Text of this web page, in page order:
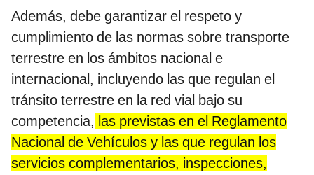
Además, debe garantizar el respeto y
cumplimiento de las normas sobre transporte
terrestre en los ámbitos nacional e
internacional, incluyendo las que regulan el
tránsito terrestre en la red vial bajo su
competencia, las previstas en el Reglamento
Nacional de Vehículos y las que regulan los
servicios complementarios, inspecciones,